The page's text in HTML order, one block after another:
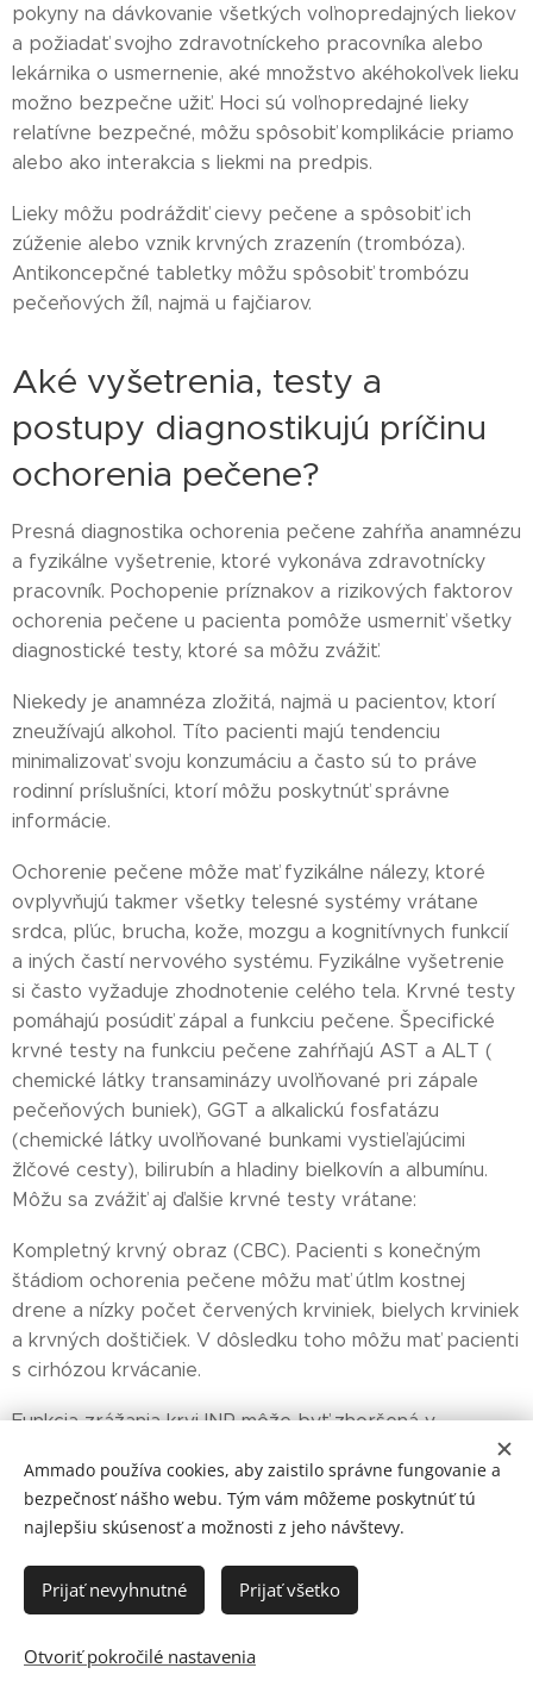
pokyny na dávkovanie všetkých voľnopredajných liekov
a požiadať svojho zdravotníckeho pracovníka alebo
lekárnika o usmernenie, aké množstvo akéhokoľvek lieku
možno bezpečne užiť. Hoci sú voľnopredajné lieky
relatívne bezpečné, môžu spôsobiť komplikácie priamo
alebo ako interakcia s liekmi na predpis.
Lieky môžu podráždiť cievy pečene a spôsobiť ich
zúženie alebo vznik krvných zrazenín (trombóza).
Antikoncepčné tabletky môžu spôsobiť trombózu
pečeňových žíl, najmä u fajčiarov.
Aké vyšetrenia, testy a
postupy diagnostikujú príčinu
ochorenia pečene?
Presná diagnostika ochorenia pečene zahŕňa anamnézu
a fyzikálne vyšetrenie, ktoré vykonáva zdravotnícky
pracovník. Pochopenie príznakov a rizikových faktorov
ochorenia pečene u pacienta pomôže usmerniť všetky
diagnostické testy, ktoré sa môžu zvážiť.
Niekedy je anamnéza zložitá, najmä u pacientov, ktorí
zneužívajú alkohol. Títo pacienti majú tendenciu
minimalizovať svoju konzumáciu a často sú to práve
rodinní príslušníci, ktorí môžu poskytnúť správne
informácie.
Ochorenie pečene môže mať fyzikálne nálezy, ktoré
ovplyvňujú takmer všetky telesné systémy vrátane
srdca, pľúc, brucha, kože, mozgu a kognitívnych funkcií
a iných častí nervového systému. Fyzikálne vyšetrenie
si často vyžaduje zhodnotenie celého tela. Krvné testy
pomáhajú posúdiť zápal a funkciu pečene. Špecifické
krvné testy na funkciu pečene zahŕňajú AST a ALT (
chemické látky transaminázy uvoľňované pri zápale
pečeňových buniek), GGT a alkalickú fosfatázu
(chemické látky uvoľňované bunkami vystieľajúcimi
žlčové cesty), bilirubín a hladiny bielkovín a albumínu.
Môžu sa zvážiť aj ďalšie krvné testy vrátane:
Kompletný krvný obraz (CBC). Pacienti s konečným
štádiom ochorenia pečene môžu mať útlm kostnej
drene a nízky počet červených krviniek, bielych krviniek
a krvných doštičiek. V dôsledku toho môžu mať pacienti
s cirhózou krvácanie.
Funkcia zrážania krvi INR môže byť zhoršená v
meradlom funkcie pečene.
Elektrolyty, BUN a kreatinín na posúdenie funkcie
obličiek; a posúdenie hladiny amoniaku v krvi je užitočné
u pacientov s duševnou zmätenosťou na určenie, či je
potenciálnou príčinou zlyhanie pečene.
CT vyšetrenie (počítačová axiálna tomografia)
Ammado používa cookies, aby zaistilo správne fungovanie a
bezpečnosť nášho webu. Tým vám môžeme poskytnúť tú
najlepšiu skúsenosť a možnosti z jeho návštevy.
Prijať nevyhnutné Prijať všetko
Otvoriť pokročilé nastavenia